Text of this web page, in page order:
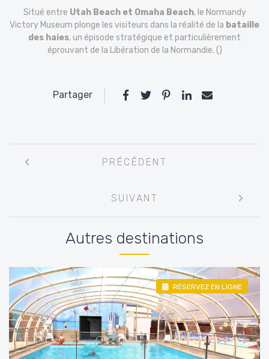
Situé entre Utah Beach et Omaha Beach, le Normandy
Victory Museum plonge les visiteurs dans la réalité de la bataille
des haies, un épisode stratégique et particulièrement
éprouvant de la Libération de la Normandie. ()
Partager
entre
PRÉCÉDENT
SUIVANT
Autres destinations
RÉSERVEZ EN LIGNE